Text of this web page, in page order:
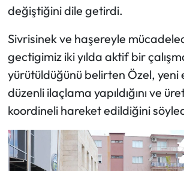
değiştiğini dile getirdi.
Sivrisinek ve haşereyle
gectigimiz iki yılda aktif bir
yürütüldüğünü belirten Özel,
düzenli ilaçlama yapıldığını ve
koordineli hareket edildiğini